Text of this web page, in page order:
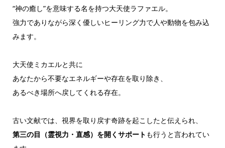
“神の癒し”を意味する名を持つ大天使ラファエル。
強力でありながら深く優しいヒーリング力で人や動物を包み込
みます。
大天使ミカエルと共に
あなたから不要なエネルギーや存在を取り除き、
あるべき場所へ戻してくれる存在。
古い文献では、視界を取り戻す奇跡を起こしたと伝えられ、
第三の目（霊視力・直感）を開くサポート も行うと言われてい